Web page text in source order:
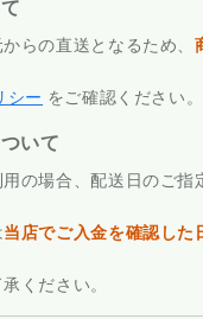
らの直送となるため、
シー をご確認ください。
いて
の場合、配送日のご指
当店でご入金を確認した
ください。